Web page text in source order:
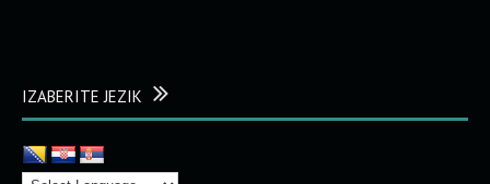
IZABERITE JEZIK